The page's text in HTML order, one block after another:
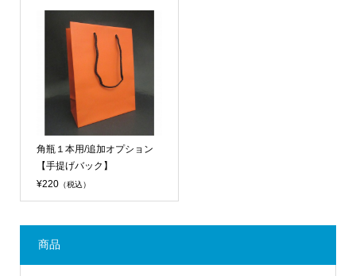
角瓶１本用/追加オプション
【手提げバック】
¥220（税込）
商品